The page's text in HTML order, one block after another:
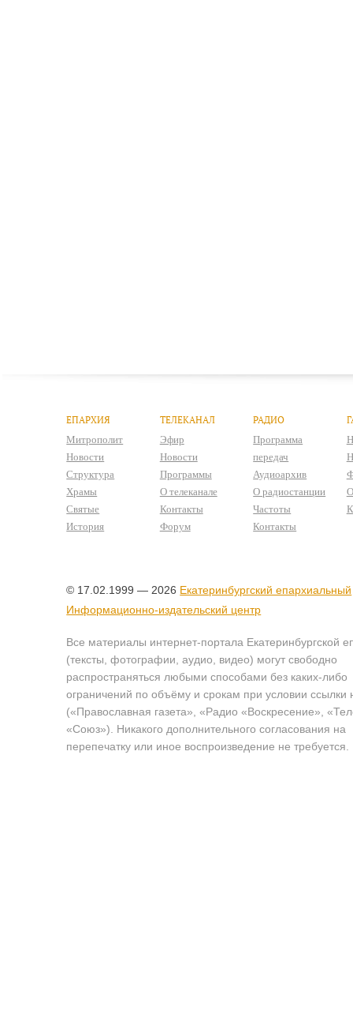
ЕПАРХИЯ
Митрополит
Новости
Структура
Храмы
Святые
История
ТЕЛЕКАНАЛ
Эфир
Новости
Программы
О телеканале
Контакты
Форум
РАДИО
Программа
передач
Аудиоархив
О радиостанции
Частоты
Контакты
© 17.02.1999 — 2026 Екатеринбургский епархиальный
Информационно-издательский центр
Все материалы интернет-портала Екатеринбургской
(тексты, фотографии, аудио, видео) могут свободно
распространяться любыми способами без каких-либо
ограничений по объёму и срокам при условии ссылки
(«Православная газета», «Радио «Воскресение»,
«Союз»). Никакого дополнительного согласования на
перепечатку или иное воспроизведение не требуется.